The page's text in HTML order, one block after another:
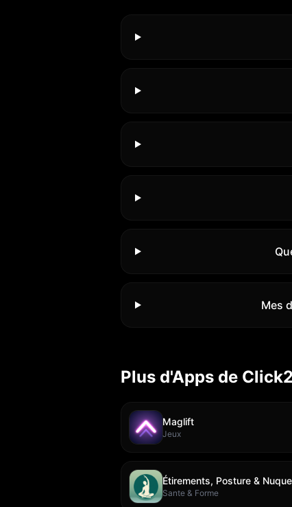
Mes
Plus d'Apps de Click2
Maglift
Jeux
Étirements, Posture & Nuque
Sante & Forme